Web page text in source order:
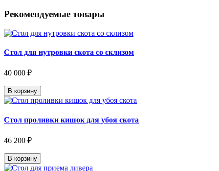
Рекомендуемые товары
Стол для нутровки скота со склизом
40 000 ₽
В корзину
Стол проливки кишок для убоя скота
46 200 ₽
В корзину